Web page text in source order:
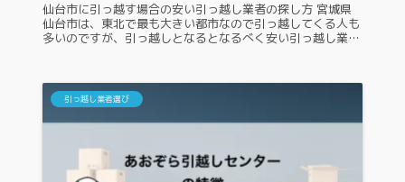
仙台市に引っ越す場合の安い引っ越し業者の探し方 宮城県
仙台市は、東北で最も大きい都市なので引っ越してくる人も
多いのですが、引っ越しとなるとなるべく安い引っ越し業者
引っ越し業者選び